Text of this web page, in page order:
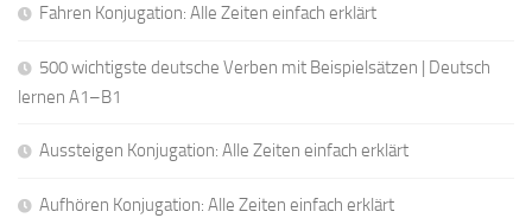
Fahren Konjugation: Alle Zeiten einfach erklärt
500 wichtigste deutsche Verben mit Beispielsätzen | Deutsch
lernen A1–B1
Aussteigen Konjugation: Alle Zeiten einfach erklärt
Aufhören Konjugation: Alle Zeiten einfach erklärt